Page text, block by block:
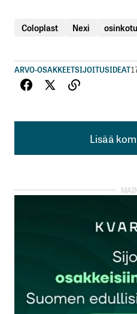
Coloplast Nexi
ARVO-OSAKKEETSIJOITUSIDEAT
Lisää
Lisää
rekisteröityä